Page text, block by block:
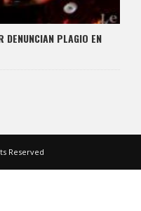
PLAGIO EN
Reserved